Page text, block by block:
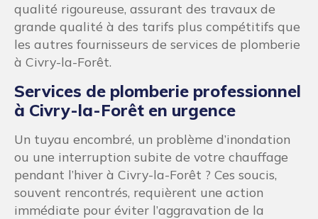
qualité rigoureuse, assurant des travaux de
grande qualité à des tarifs plus compétitifs que
les autres fournisseurs de services de plomberie
à Civry-la-Forêt.
Services de plomberie professionnel
à Civry-la-Forêt en urgence
Un tuyau encombré, un problème d’inondation
ou une interruption subite de votre chauffage
pendant l’hiver à Civry-la-Forêt ? Ces soucis,
souvent rencontrés, requièrent une action
immédiate pour éviter l’aggravation de la